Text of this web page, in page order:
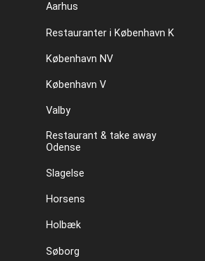
Aarhus
Restauranter i København K
København NV
København V
Valby
Restaurant & take away
Odense
Slagelse
Horsens
Holbæk
Søborg